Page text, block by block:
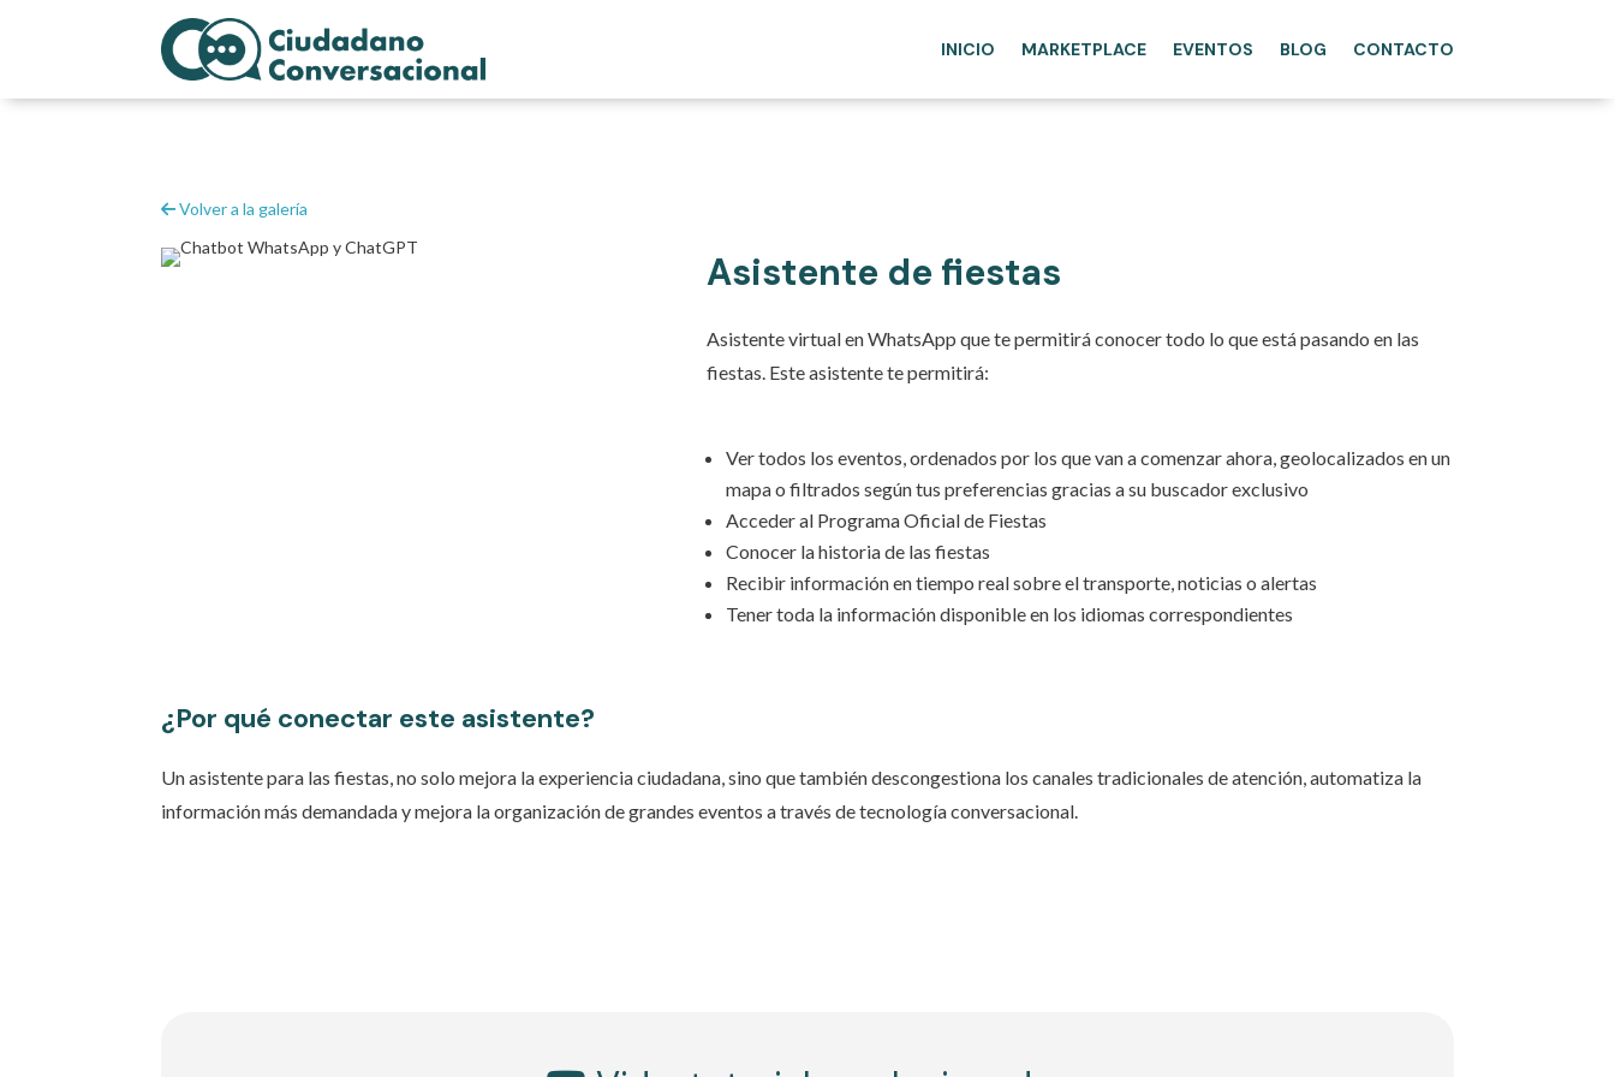
INICIO MARKETPLACE EVENTOS BLOG CONTACTO
Volver a la galería
Asistente de fiestas
Asistente virtual en WhatsApp que te permitirá conocer todo lo que está pasando en las
fiestas. Este asistente te permitirá:
Ver todos los eventos, ordenados por los que van a comenzar ahora, geolocalizados en un
mapa o filtrados según tus preferencias gracias a su buscador exclusivo
Acceder al Programa Oficial de Fiestas
Conocer la historia de las fiestas
Recibir información en tiempo real sobre el transporte, noticias o alertas
Tener toda la información disponible en los idiomas correspondientes
¿Por qué conectar este asistente?
Un asistente para las fiestas, no solo mejora la experiencia ciudadana, sino que también descongestiona los canales tradicionales de atención, automatiza la
información más demandada y mejora la organización de grandes eventos a través de tecnología conversacional.